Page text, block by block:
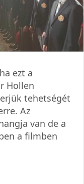
ezt a
Hollen
tehetségét
Az
van de a
a filmben